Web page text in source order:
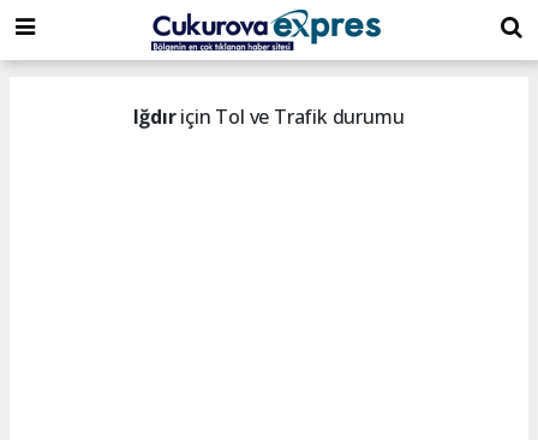
dini
chat
islami
chat
islami
sohbetler
Iğdıriçin Tol ve Trafik durumu